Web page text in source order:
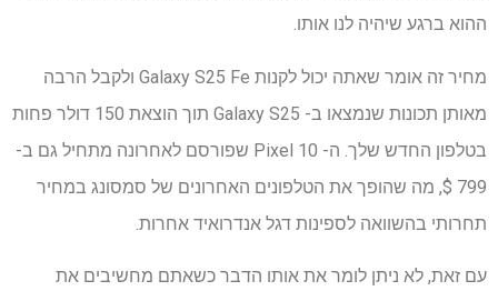
ההוא ברגע שיהיה לנו אותו.
מחיר זה אומר שאתה יכול לקנות Galaxy S25 Fe ולקבל הרבה
מאותן תכונות שנמצאו ב- Galaxy S25 תוך הוצאת 150 דולר פחות
בטלפון החדש שלך. ה- Pixel 10 שפורסם לאחרונה מתחיל גם ב-
799 $, מה שהופך את הטלפונים האחרונים של סמסונג במחיר
תחרותי בהשוואה לספינות דגל אנדרואיד אחרות.
עם זאת, לא ניתן לומר את אותו הדבר כשאתם מחשיבים את